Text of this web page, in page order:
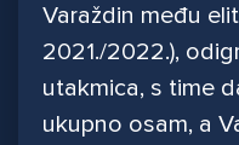
Varaždin među
2021./2022.),
utakmica, s time
ukupno osam, a